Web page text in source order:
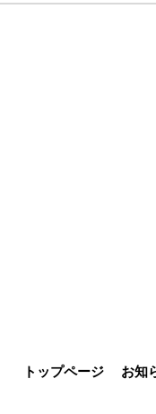
トップページ お知